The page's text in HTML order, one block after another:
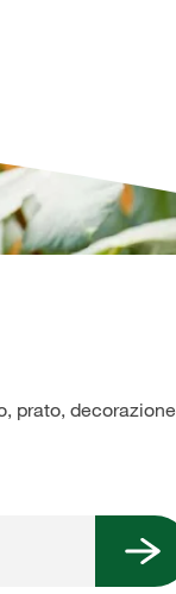
prato, decorazione